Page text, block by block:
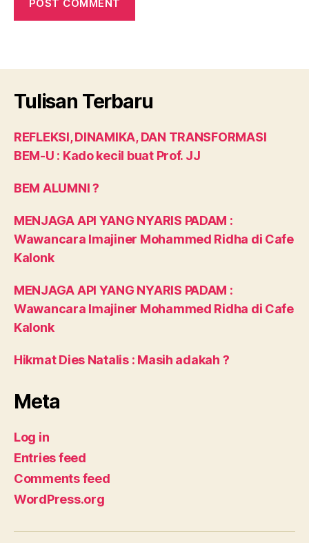
Tulisan Terbaru
REFLEKSI, DINAMIKA, DAN TRANSFORMASI
BEM-U : Kado kecil buat Prof. JJ
BEM ALUMNI ?
MENJAGA API YANG NYARIS PADAM :
Wawancara Imajiner Mohammed Ridha di Cafe
Kalonk
MENJAGA API YANG NYARIS PADAM :
Wawancara Imajiner Mohammed Ridha di Cafe
Kalonk
Hikmat Dies Natalis : Masih adakah ?
Meta
Log in
Entries feed
Comments feed
WordPress.org